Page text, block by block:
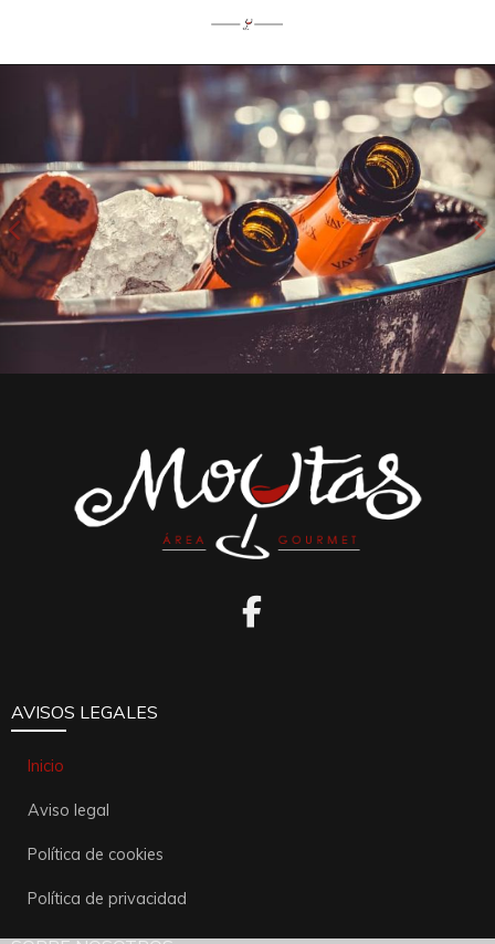
AVISOS LEGALES
Inicio
Aviso legal
Política de cookies
Política de privacidad